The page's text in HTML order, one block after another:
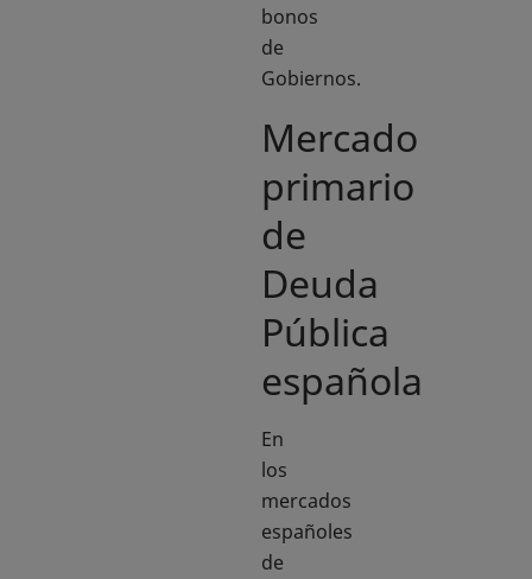
bonos
de
Gobiernos.
Mercado
primario
de
Deuda
Pública
española
En
los
mercados
españoles
de